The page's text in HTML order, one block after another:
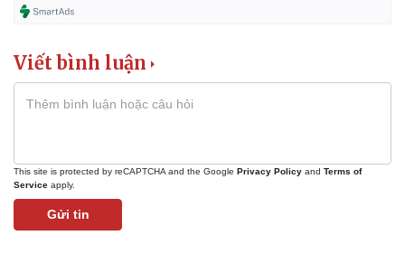
Khởi nghiệp
Tiêu dùng
Viết bình luận
This site is protected by reCAPTCHA and the Google Privacy Policy and Terms of
Service apply.
Gửi tin